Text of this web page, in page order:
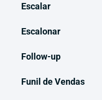
Escalar
Escalonar
Follow-up
Funil de Vendas